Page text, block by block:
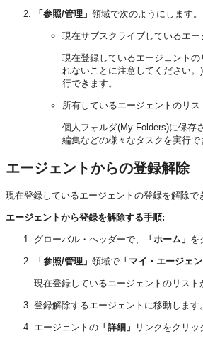
「参照/管理」 領域で次のようにします。
現在サブスクライブしているエ
現在登録しているエージェントの
れないことに注意してください
行できます。
所有しているエージェントのリス
個人フォルダ(My Folders)に保存
編集などの様々なタスクを実行で
エージェントからの登録解除
現在登録しているエージェントの登録を解除で
エージェントから登録を解除する手順:
グローバル・ヘッダーで、 「ホーム」 を
「参照/管理」 領域で 「マイ・エージェ
現在登録しているエージェントのリス
登録解除するエージェントに移動します。
エージェントの 「詳細」 リンクをクリッ